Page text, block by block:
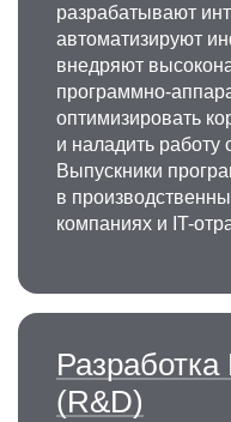
разрабатывают
автоматизируют
внедряют
программно-
оптимизировать
и наладить
Выпускники
в
компаниях и IT-
(R&D)